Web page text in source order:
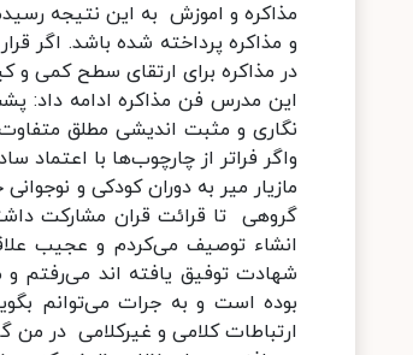
مذاکره و اموزش به این نتیجه
و مذاکره پرداخته شده باشد. اگر
در مذاکره برای ارتقای سطح کمی و
این مدرس فن مذاکره ادامه داد:
نگاری و مثبت اندیشی مطلق
واگر فراتر از چارچوب‌ها با اعتماد
مازیار میر به دوران کودکی و
گروهی تا قرائت قران مشارکت
انشاء توصیف می‌کردم و عجیب
شهادت توفیق یافته اند می‌رفتم
بوده است و به جرات می‌توانم
ارتباطات کلامی و غیرکلامی در من